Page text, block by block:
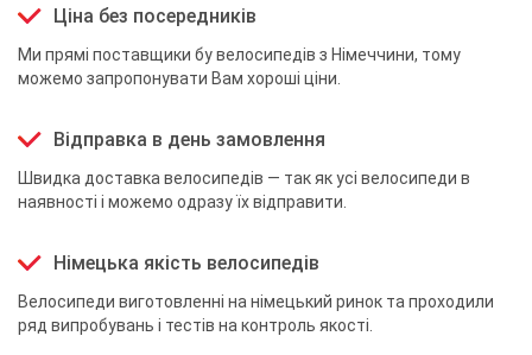
Ціна без посередників
Ми прямі поставщики бу велосипедів з Німеччини, тому
можемо запропонувати Вам хороші ціни.
Відправка в день замовлення
Швидка доставка велосипедів — так як усі велосипеди в
наявності і можемо одразу їх відправити.
Німецька якість велосипедів
Велосипеди виготовленні на німецький ринок та проходили
ряд випробувань і тестів на контроль якості.